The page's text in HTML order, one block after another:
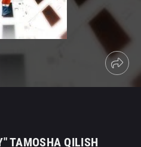
TAMOSHA QILISH